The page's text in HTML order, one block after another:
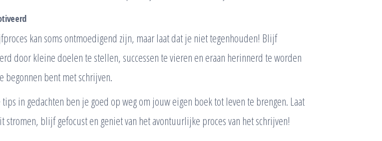
kan soms ontmoedigend zijn, maar laat dat je niet tegenhouden! Blijf
door kleine doelen te stellen, successen te vieren en eraan herinnerd te worden
begonnen bent met schrijven.
in gedachten ben je goed op weg om jouw eigen boek tot leven te brengen. Laat
stromen, blijf gefocust en geniet van het avontuurlijke proces van het schrijven!